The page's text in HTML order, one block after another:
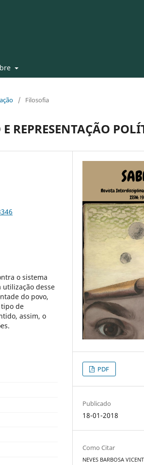
/ Filosofia
REPRESENTAÇÃO
o sistema
desse
do povo,
de
assim, o
PDF
Publicado
18-01-2018
Como Citar
NEVES BARBOSA